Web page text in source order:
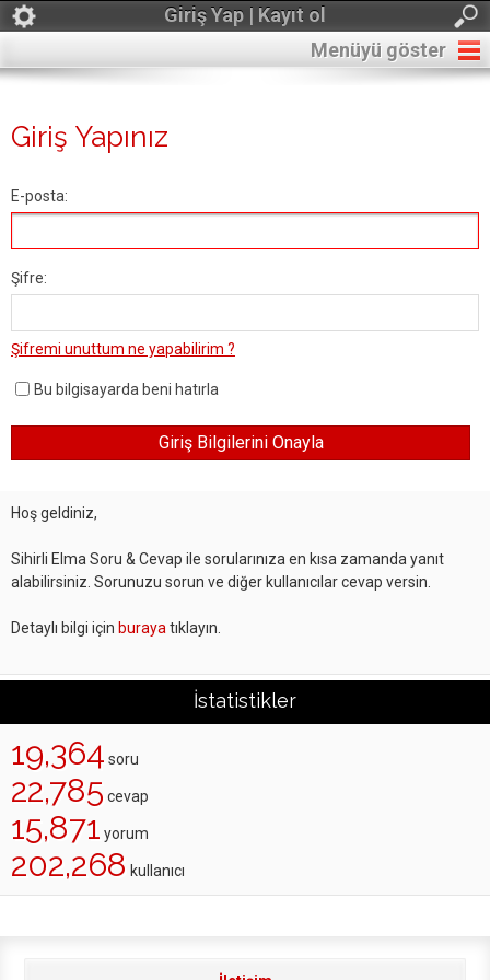
Giriş Yap | Kayıt ol
Menüyü göster
Giriş Yapınız
E-posta:
Şifre:
Şifremi unuttum ne yapabilirim ?
Bu bilgisayarda beni hatırla
Hoş geldiniz,
Sihirli Elma Soru & Cevap ile sorularınıza en kısa zamanda yanıt
alabilirsiniz. Sorunuzu sorun ve diğer kullanıcılar cevap versin.
Detaylı bilgi için buraya tıklayın.
İstatistikler
19,364 soru
22,785 cevap
15,871 yorum
202,268 kullanıcı